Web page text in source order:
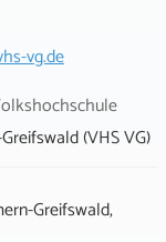
vg.de
(VHS VG)
Greifswald,